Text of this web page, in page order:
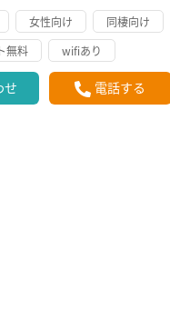
女性向け
同棲向け
無料
wifiあり
せ 電話する